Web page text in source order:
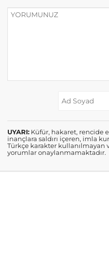
UYARI: Küfür, hakaret, rencide
inançlara saldırı içeren, imla
Türkçe karakter kullanılmayan
yorumlar onaylanmamaktadır.